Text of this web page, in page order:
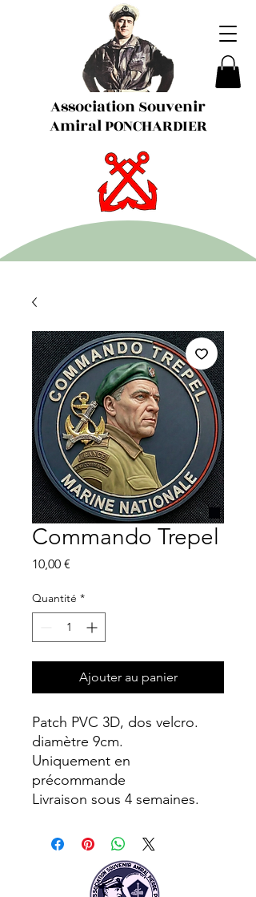
Association Souvenir
Amiral PONCHARDIER
Commando Trepel
10,00 €
Quantité *
Ajouter au panier
Patch PVC 3D, dos velcro.
diamètre 9cm.
Uniquement en
précommande
Livraison sous 4 semaines.